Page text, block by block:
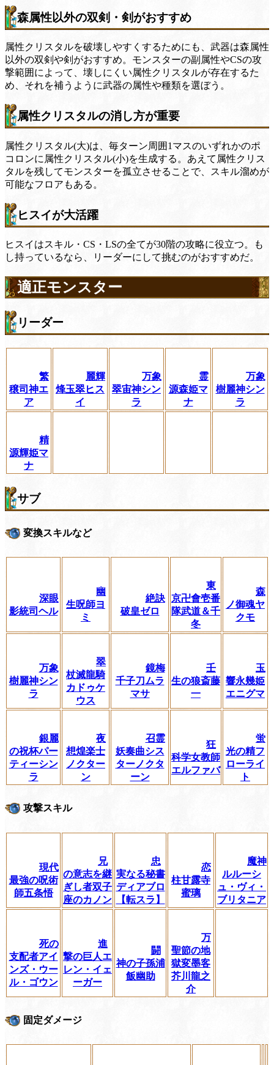
森属性以外の双剣・剣がおすすめ
属性クリスタルを破壊しやすくするためにも、武器は森属性
以外の双剣や剣がおすすめ。モンスターの副属性やCSの攻
撃範囲によって、壊しにくい属性クリスタルが存在するた
め、それを補うように武器の属性や種類を選ぼう。
属性クリスタルの消し方が重要
属性クリスタル(大)は、毎ターン周囲1マスのいずれかのポ
コロンに属性クリスタル(小)を生成する。あえて属性クリス
タルを残してモンスターを孤立させることで、スキル溜めが
可能なフロアもある。
ヒスイが大活躍
ヒスイはスキル・CS・LSの全てが30階の攻略に役立つ。も
し持っているなら、リーダーにして挑むのがおすすめだ。
適正モンスター
リーダー
繁
穣司神エ
ア
麗輝
烽玉翠ヒス
イ
万象
翠宙神シン
ラ
霊
源森姫マ
ナ
万象
樹麗神シン
ラ
精
源輝姫マ
ナ
サブ
変換スキルなど
深眼
影統司ヘル
幽
生呪師ヨ
ミ
絶訣
破皇ゼロ
東
京卍會壱番
隊武道＆千
冬
森
ノ御魂ヤ
クモ
万象
樹麗神シン
ラ
翠
杖滅龍騎
カドゥケ
ウス
鏡梅
千子刀ムラ
マサ
壬
生の狼斎藤
一
玉
響永幾姫
エニグマ
銀麗
の祝杯パー
ティーシン
ラ
夜
想煌楽士
ノクター
ン
召霊
妖奏曲シス
ターノクタ
ーン
狂
科学女教師
エルファバ
蛍
光の精フ
ローライ
ト
攻撃スキル
現代
最強の呪術
師五条悟
兄
の意志を継
ぎし者双子
座のカノン
忠
実なる秘書
ディアブロ
【転スラ】
恋
柱甘露寺
蜜璃
魔神
ルルーシ
ュ・ヴィ・
ブリタニア
死の
支配者アイ
ンズ・ウー
ル・ゴウン
進
撃の巨人エ
レン・イェ
ーガー
闘
神の子孫浦
飯幽助
万
聖節の地
獄変墨客
芥川龍之
介
固定ダメージ